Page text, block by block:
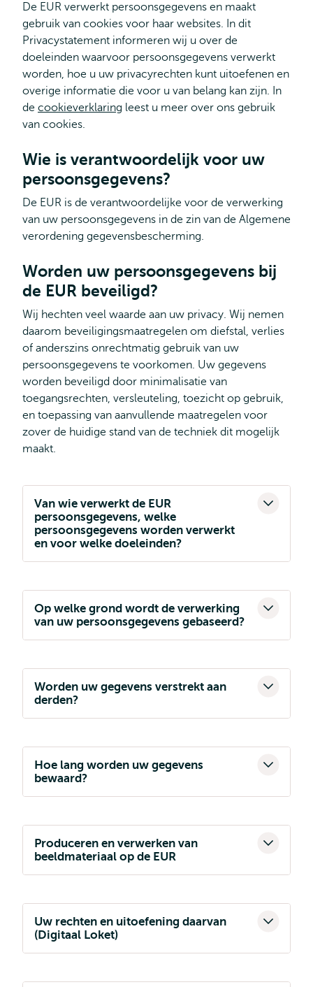
De EUR verwerkt persoonsgegevens en maakt
gebruik van cookies voor haar websites. In dit
Privacystatement informeren wij u over de
doeleinden waarvoor persoonsgegevens verwerkt
worden, hoe u uw privacyrechten kunt uitoefenen en
overige informatie die voor u van belang kan zijn. In
de cookieverklaring leest u meer over ons gebruik
van cookies.
Wie is verantwoordelijk voor uw
persoonsgegevens?
De EUR is de verantwoordelijke voor de verwerking
van uw persoonsgegevens in de zin van de Algemene
verordening gegevensbescherming.
Worden uw persoonsgegevens bij
de EUR beveiligd?
Wij hechten veel waarde aan uw privacy. Wij nemen
daarom beveiligingsmaatregelen om diefstal, verlies
of anderszins onrechtmatig gebruik van uw
persoonsgegevens te voorkomen. Uw gegevens
worden beveiligd door minimalisatie van
toegangsrechten, versleuteling, toezicht op gebruik,
en toepassing van aanvullende maatregelen voor
zover de huidige stand van de techniek dit mogelijk
maakt.
Van wie verwerkt de EUR
persoonsgegevens, welke
persoonsgegevens worden verwerkt
en voor welke doeleinden?
Op welke grond wordt de verwerking
van uw persoonsgegevens gebaseerd?
Worden uw gegevens verstrekt aan
derden?
Hoe lang worden uw gegevens
bewaard?
Produceren en verwerken van
beeldmateriaal op de EUR
Uw rechten en uitoefening daarvan
(Digitaal Loket)